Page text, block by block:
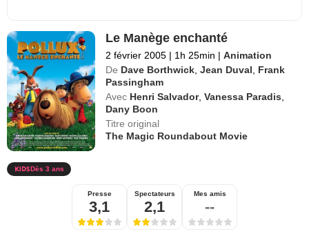
Le Manège enchanté
2 février 2005 | 1h 25min | Animation
De Dave Borthwick ,Jean Duval
Frank
Passingham
Avec Henri Salvador,Vanessa Paradis
Dany Boon
Titre original
The Magic Roundabout Movie
Dès 3 ans
Presse
3,1
Spectateurs
2,1
Mes amis
--